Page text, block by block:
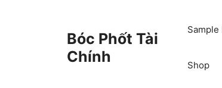
Bóc Phốt Tài
Chính
Sample
Shop